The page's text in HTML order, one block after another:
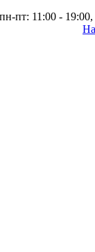
пн-пт: 11:00 -